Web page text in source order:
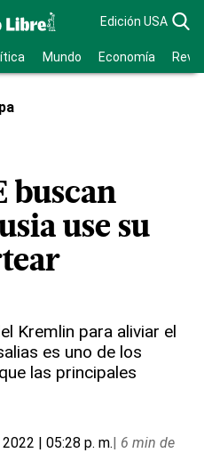
Edición USA
Mundo Economía
buscan
use su
Kremlin para aliviar el
es uno de los
las principales
2022 | 05:28 p. m.| 6 min de